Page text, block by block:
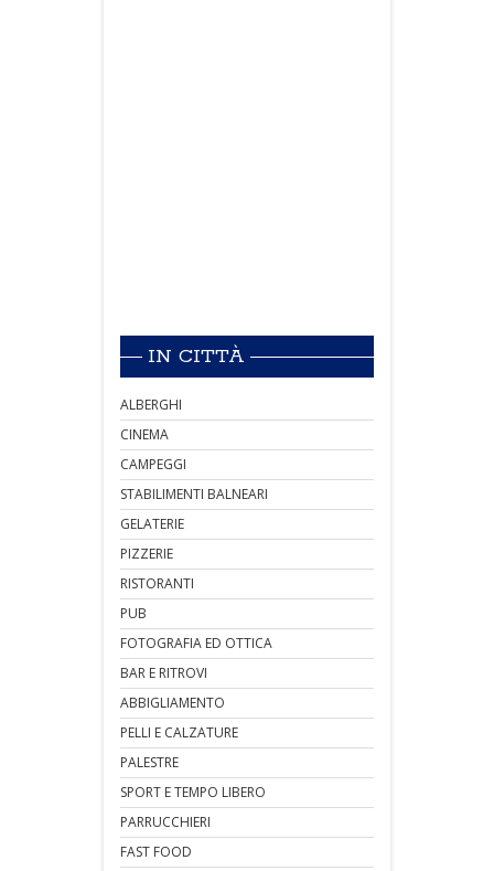
IN CITTÀ
ALBERGHI
CINEMA
CAMPEGGI
STABILIMENTI BALNEARI
GELATERIE
PIZZERIE
RISTORANTI
PUB
FOTOGRAFIA ED OTTICA
BAR E RITROVI
ABBIGLIAMENTO
PELLI E CALZATURE
PALESTRE
SPORT E TEMPO LIBERO
PARRUCCHIERI
FAST FOOD